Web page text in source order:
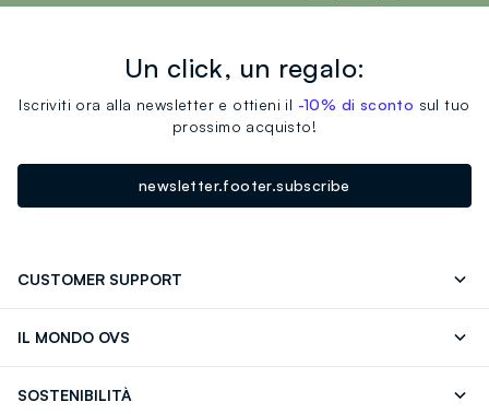
Un click, un regalo:
Iscriviti ora alla newsletter e ottieni il -10% di sconto sul tuo
prossimo acquisto!
newsletter.footer.subscribe
CUSTOMER SUPPORT
IL MONDO OVS
SOSTENIBILITÀ